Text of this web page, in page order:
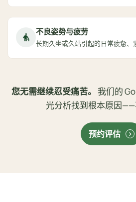
不良姿势与疲劳
长期久坐或久站引起的日常疲惫、
您无需继续忍受痛苦。 我们的
光分析找到根本原因——
预约评估